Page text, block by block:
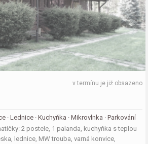
v termínu je již obsazeno
· Lednice · Kuchyňka · Mikrovlnka · Parkování
2 postele, 1 palanda, kuchyňka s teplou
lednice, MW trouba, varná konvice,